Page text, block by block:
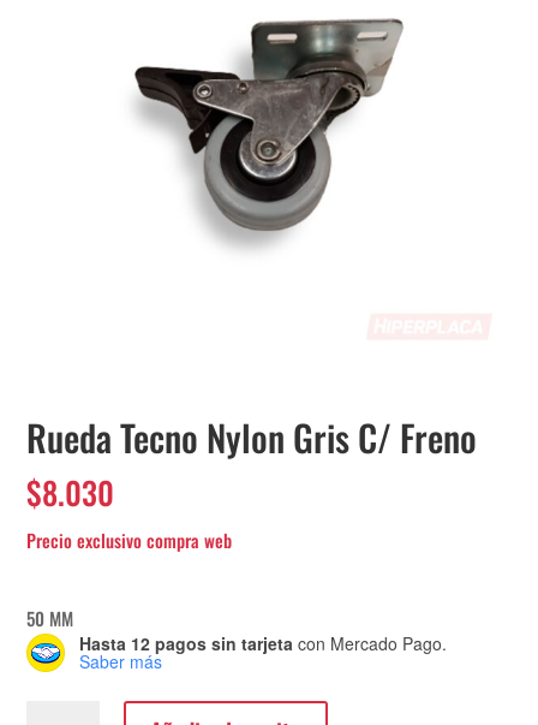
Rueda Tecno Nylon Gris C/ Freno
$8.030
50 MM
Hasta 12 pagos sin tarjeta con Mercado Pago.
Saber más